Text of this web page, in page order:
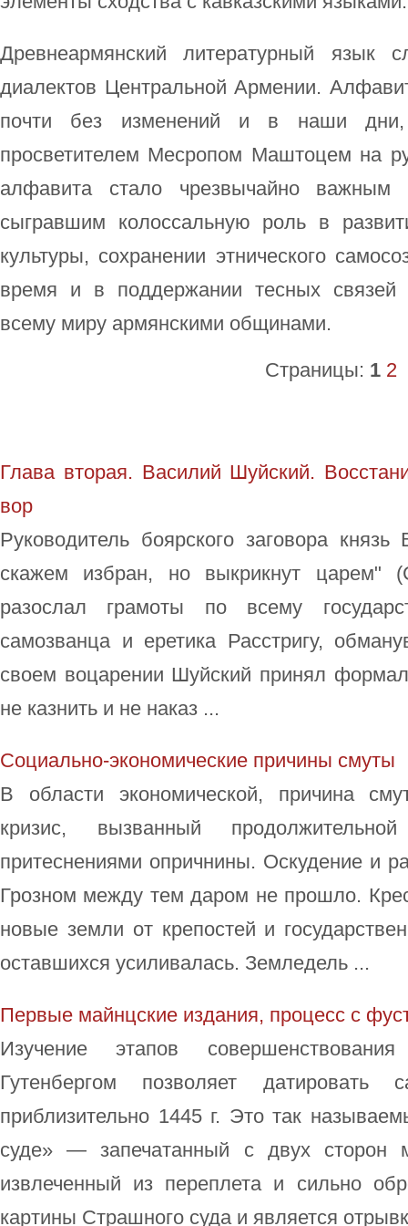
Древнеармянский литературный язык
диалектов Центральной Армении.
почти без изменений и в наши
просветителем Месропом Маштоцем на
алфавита стало чрезвычайно важным
сыгравшим колоссальную роль в
культуры, сохранении этнического
время и в поддержании тесных
всему миру армянскими общинами.
Страницы: 1 2
Глава вторая. Василий Шуйский.
вор
Руководитель боярского заговора
скажем избран, но выкрикнут царем"
разослал грамоты по всему
самозванца и еретика Расстригу,
своем воцарении Шуйский принял
не казнить и не наказ ...
Социально-экономические причины смуты
В области экономической, причина
кризис, вызванный
притеснениями опричнины. Оскудение и
Грозном между тем даром не прошло.
новые земли от крепостей и
оставшихся усиливалась. Земледель ...
Первые майнцские издания, процесс с
Изучение этапов
Гутенбергом позволяет датировать
приблизительно 1445 г. Это так
суде» — запечатанный с двух сторон
извлеченный из переплета и сильно
картины Страшного суда и является